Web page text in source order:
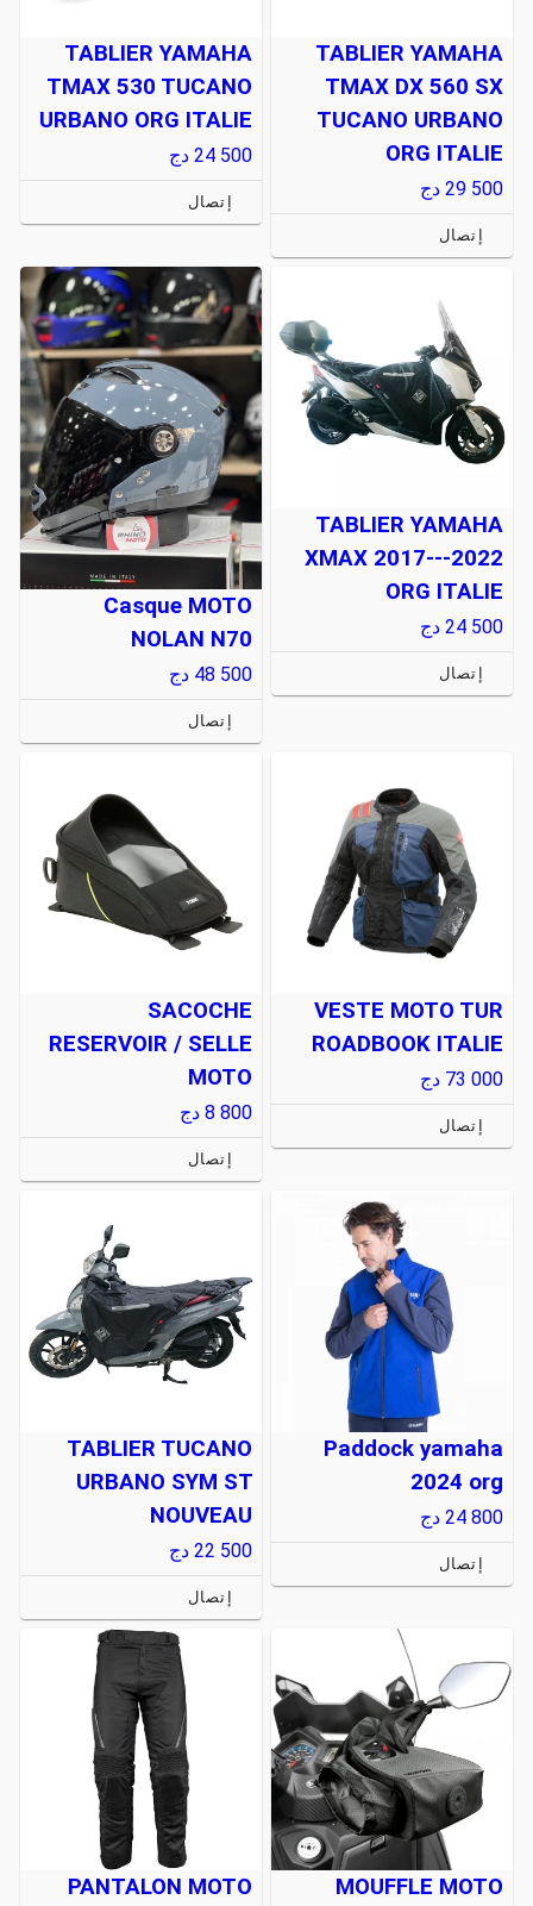
TABLIER YAMAHA
TMAX DX 560 SX
TUCANO URBANO
ORG ITALIE
29 500 دج
إتصال
TABLIER YAMAHA
TMAX 530 TUCANO
URBANO ORG ITALIE
24 500 دج
إتصال
TABLIER YAMAHA
XMAX 2017---2022
ORG ITALIE
24 500 دج
إتصال
Casque MOTO
NOLAN N70
48 500 دج
إتصال
VESTE MOTO TUR
ROADBOOK ITALIE
73 000 دج
إتصال
SACOCHE
RESERVOIR / SELLE
MOTO
8 800 دج
إتصال
Paddock yamaha
2024 org
24 800 دج
إتصال
TABLIER TUCANO
URBANO SYM ST
NOUVEAU
22 500 دج
إتصال
MOUFFLE MOTO
PANTALON MOTO